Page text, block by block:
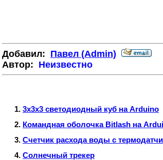
Добавил: Павел (Admin)
Автор: Неизвестно
3x3x3 светодиодный куб на Arduino
Командная оболочка Bitlash на
Счетчик расхода воды с
Солнечный трекер